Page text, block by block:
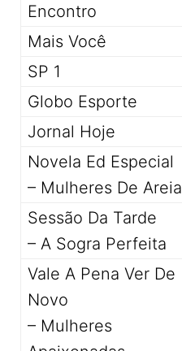
Encontro
Mais Você
SP 1
Globo Esporte
Jornal Hoje
Novela Ed Especial
– Mulheres De Areia
Sessão Da Tarde
– A Sogra Perfeita
Vale A Pena Ver De
Novo
– Mulheres